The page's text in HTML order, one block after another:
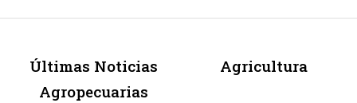
Últimas Noticias
Agropecuarias
Agricultura